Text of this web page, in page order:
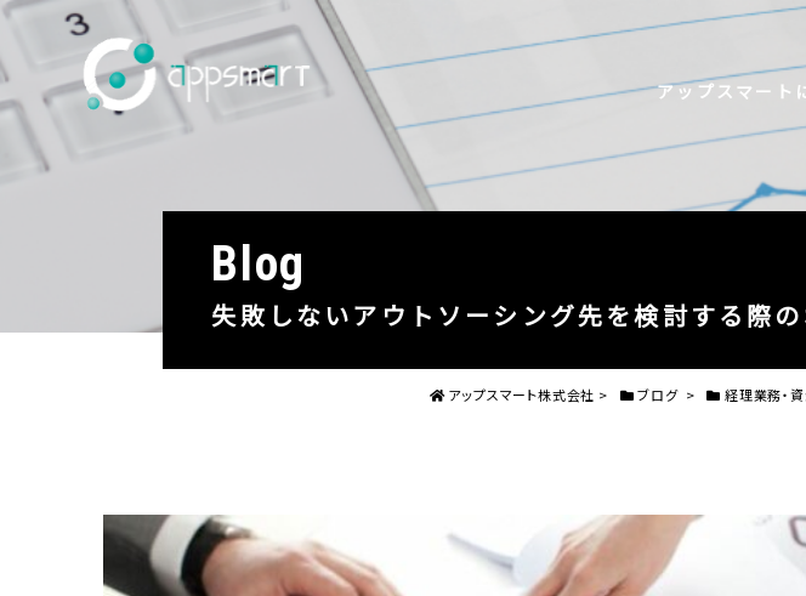
アップスマート
blog
失敗しないアウトソーシング先を検討する際
アップスマート株式会社 > ブログ > 経理業務・